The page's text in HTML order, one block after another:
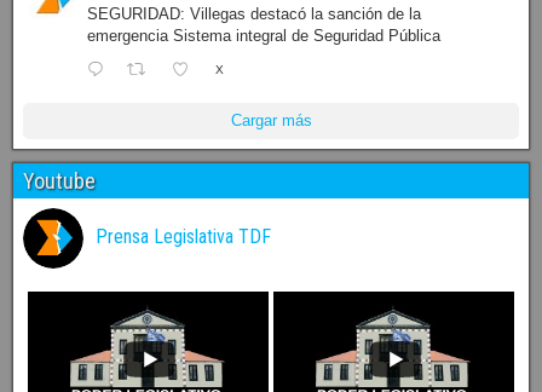
SEGURIDAD: Villegas destacó la sanción de la
emergencia Sistema integral de Seguridad Pública
X
Cargar más
Youtube
Prensa Legislativa TDF